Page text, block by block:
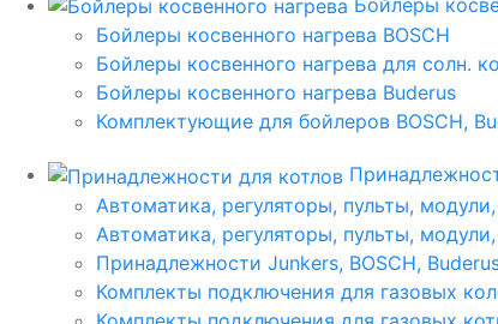
Бойлеры косвенного нагрева BOSCH
Бойлеры косвенного нагрева для солн.
Бойлеры косвенного нагрева Buderus
Комплектующие для бойлеров BOSCH,
Автоматика, регуляторы, пульты,
Автоматика, регуляторы, пульты,
Принадлежности Junkers, BOSCH,
Комплекты подключения для газовых